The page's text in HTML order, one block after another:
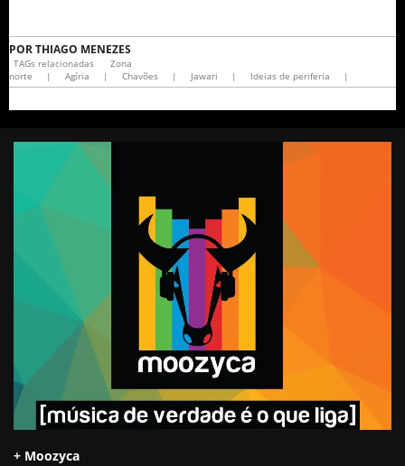
PORTHIAGO MENEZES
TAGs relacionadas
Zona
norte
| Agíria | Chavões | Jawari | Ideias de periferia |
+ Moozyca